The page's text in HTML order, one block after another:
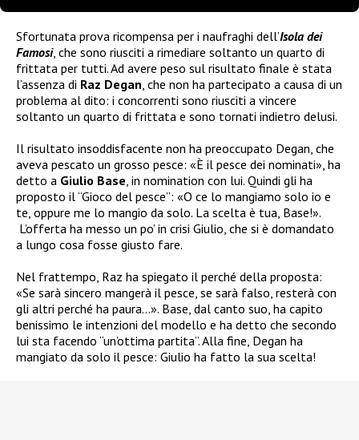
Sfortunata prova ricompensa per i naufraghi dell’Isola dei
Famosi, che sono riusciti a rimediare soltanto un quarto di
frittata per tutti. Ad avere peso sul risultato finale è stata
l’assenza di Raz Degan , che non ha partecipato a causa di un
problema al dito: i concorrenti sono riusciti a vincere
soltanto un quarto di frittata e sono tornati indietro delusi.
Il risultato insoddisfacente non ha preoccupato Degan, che
aveva pescato un grosso pesce: «È il pesce dei nominati», ha
detto a Giulio Base , in nomination con lui. Quindi gli ha
proposto il “Gioco del pesce”: «O ce lo mangiamo solo io e
te, oppure me lo mangio da solo. La scelta è tua, Base!».
L’offerta ha messo un po’ in crisi Giulio, che si è domandato
a lungo cosa fosse giusto fare.
Nel frattempo, Raz ha spiegato il perché della proposta:
«Se sarà sincero mangerà il pesce, se sarà falso, resterà con
gli altri perché ha paura…». Base, dal canto suo, ha capito
benissimo le intenzioni del modello e ha detto che secondo
lui sta facendo “un’ottima partita”. Alla fine, Degan ha
mangiato da solo il pesce: Giulio ha fatto la sua scelta!